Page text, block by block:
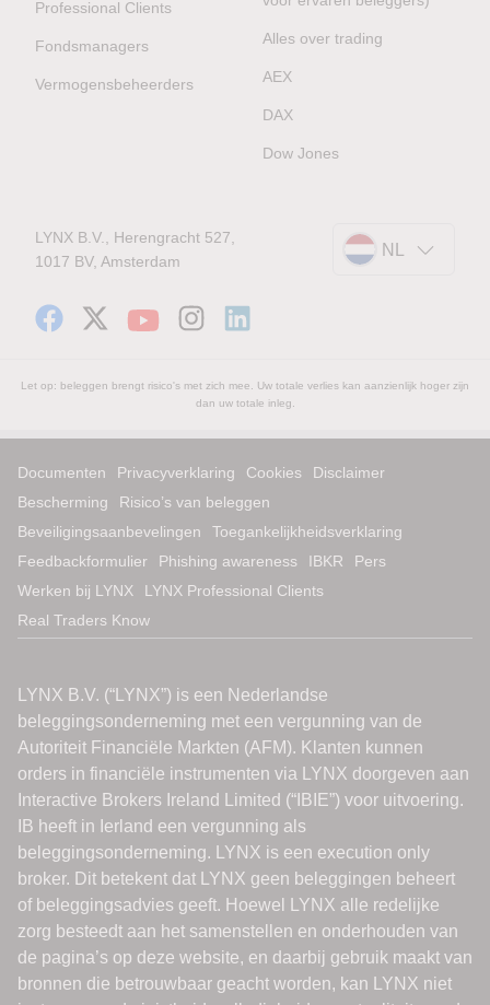
Professional Clients
Fondsmanagers
Vermogensbeheerders
Alles over trading
AEX
DAX
Dow Jones
LYNX B.V., Herengracht 527,
1017 BV, Amsterdam
NL
Let op: beleggen brengt risico's met zich mee. Uw totale verlies kan aanzienlijk hoger zijn
dan uw totale inleg.
Documenten Privacyverklaring Cookies
Disclaimer
Bescherming
Risico’s van beleggen
Beveiligingsaanbevelingen
Toegankelijkheidsverklaring
Feedbackformulier
Phishing awareness IBKR
Pers
Werken bij LYNX
LYNX Professional Clients
Real Traders Know